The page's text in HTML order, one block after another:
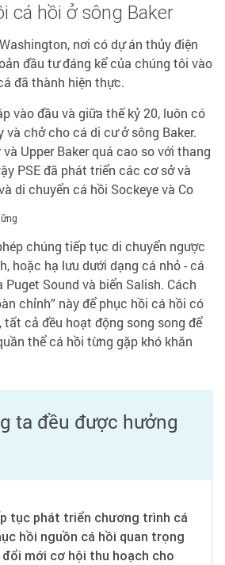
cá hồi ở sông Baker
nơi có dự án thủy điện
đầu tư đáng kể của chúng tôi vào
đã thành hiện thực.
vào đầu và giữa thế kỷ 20, luôn có
chở cho cá di cư ở sông Baker.
và Upper Baker quá cao so với thang
PSE đã phát triển các cơ sở và
di chuyển cá hồi Sockeye và Co
chúng tiếp tục di chuyển ngược
hoặc hạ lưu dưới dạng cá nhỏ - cá
Sound và biển Salish. Cách
chỉnh” này để phục hồi cá hồi có
cả đều hoạt động song song để
thể cá hồi từng gặp khó khăn
ta đều được hưởng
tục phát triển chương trình cá
hồi nguồn cá hồi quan trọng
mới cơ hội thu hoạch cho